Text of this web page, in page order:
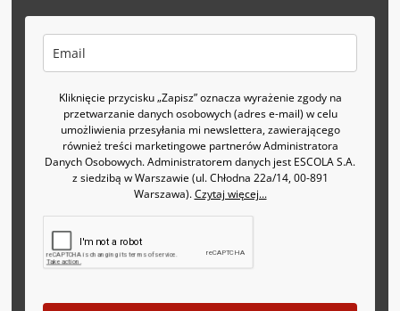
Kliknięcie przycisku „Zapisz” oznacza wyrażenie zgody na
przetwarzanie danych osobowych (adres e-mail) w celu
umożliwienia przesyłania mi newslettera, zawierającego
również treści marketingowe partnerów Administratora
Danych Osobowych. Administratorem danych jest ESCOLA S.A.
z siedzibą w Warszawie (ul. Chłodna 22a/14, 00-891
Warszawa).Czytaj więcej...